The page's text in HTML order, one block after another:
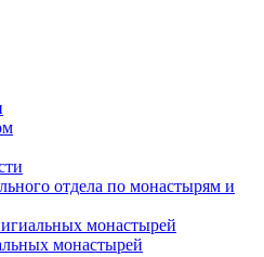
отдела по монастырям и
монастырей
монастырей